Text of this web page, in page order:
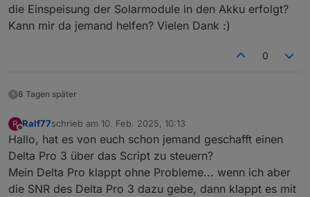
die Einspeisung der Solarmodule in den Akku erfolgt?
Kann mir da jemand helfen? Vielen Dank :)
0
8 Tagen später
R
Offline
Ralf77schrieb am 10. Feb. 2025, 10:13
zuletzt editiert von
Hallo, hat es von euch schon jemand geschafft einen
Delta Pro 3 über das Script zu steuern?
Mein Delta Pro klappt ohne Probleme... wenn ich aber
die SNR des Delta Pro 3 dazu gebe, dann klappt es mit